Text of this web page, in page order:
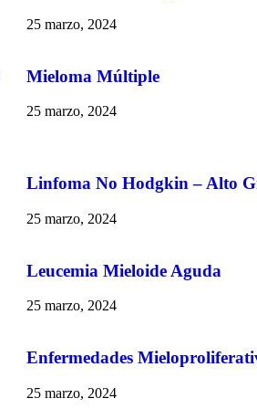
25 marzo, 2024
Mieloma Múltiple
25 marzo, 2024
Linfoma No Hodgkin – Alto
25 marzo, 2024
Leucemia Mieloide Aguda
25 marzo, 2024
Enfermedades
25 marzo, 2024